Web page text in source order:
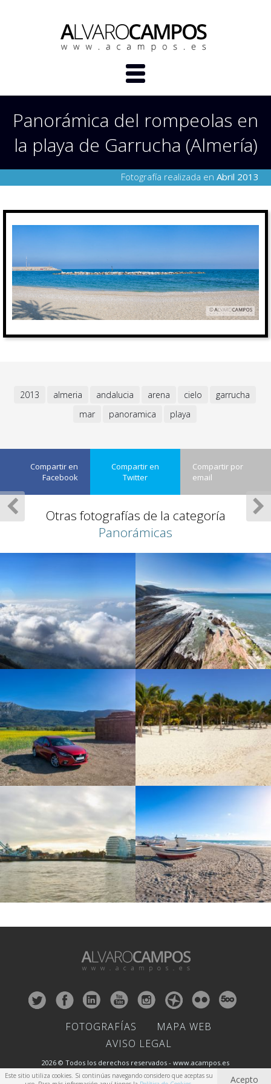
Panorámica del rompeolas en
la playa de Garrucha (Almería)
Fotografía realizada en Abril 2013
2013 almeria andalucia arena cielo
garrucha
mar
panoramica playa
Compartir en
Facebook
Compartir en
Twitter
Compartir por
email
Otras fotografías de la categoría
Panorámicas
FOTOGRAFÍAS
MAPA WEB
AVISO LEGAL
2026 © Todos los derechos reservados - www.acampos.es
Este sitio utiliza cookies. Si continúas navegando considero que aceptas su
Acepto